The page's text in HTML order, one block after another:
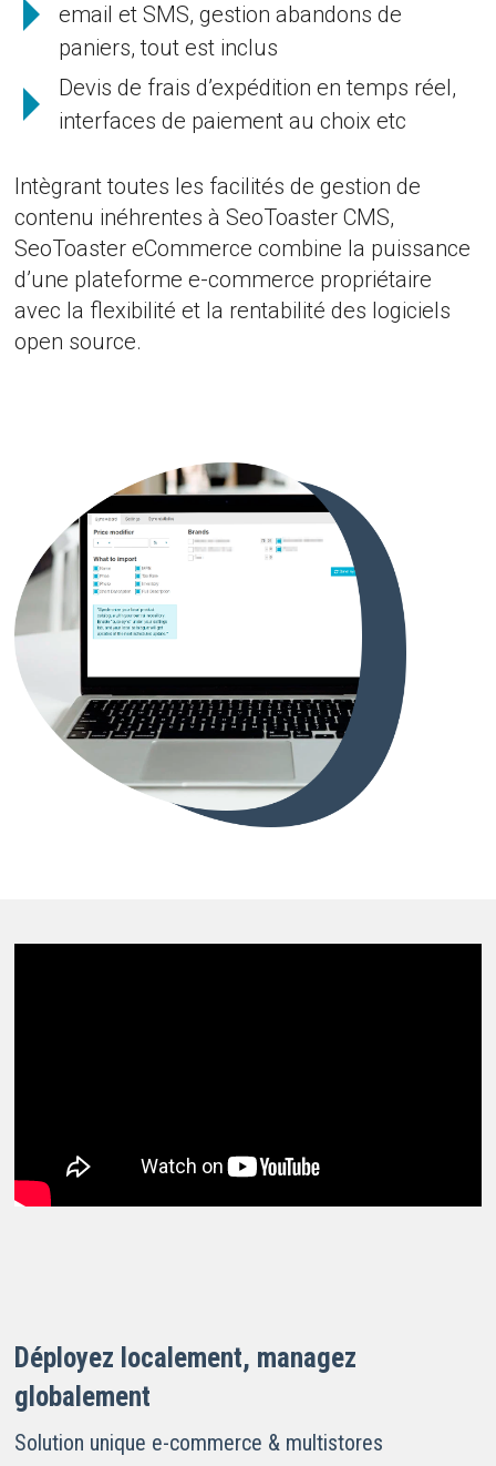
email et SMS, gestion abandons de
paniers, tout est inclus
Devis de frais d’expédition en temps réel,
interfaces de paiement au choix etc
Intègrant toutes les facilités de gestion de
contenu inéhrentes à SeoToaster CMS,
SeoToaster eCommerce combine la puissance
d’une plateforme e-commerce propriétaire
avec la flexibilité et la rentabilité des logiciels
open source.
Déployez localement, managez
globalement
Solution unique e-commerce & multistores